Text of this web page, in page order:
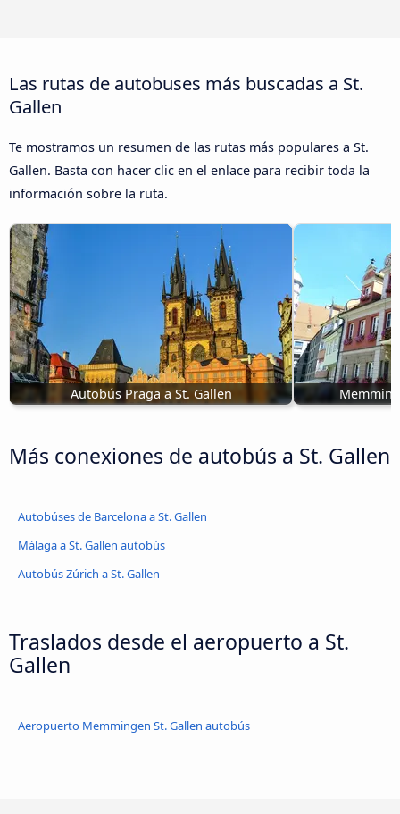
Las rutas de autobuses más buscadas a St.
Gallen
Te mostramos un resumen de las rutas más populares a St.
Gallen. Basta con hacer clic en el enlace para recibir toda la
información sobre la ruta.
Autobús Praga a St. Gallen
Más conexiones de autobús a St. Gallen
Autobúses de Barcelona a St. Gallen
Málaga a St. Gallen autobús
Autobús Zúrich a St. Gallen
Traslados desde el aeropuerto a St.
Gallen
Aeropuerto Memmingen St. Gallen autobús